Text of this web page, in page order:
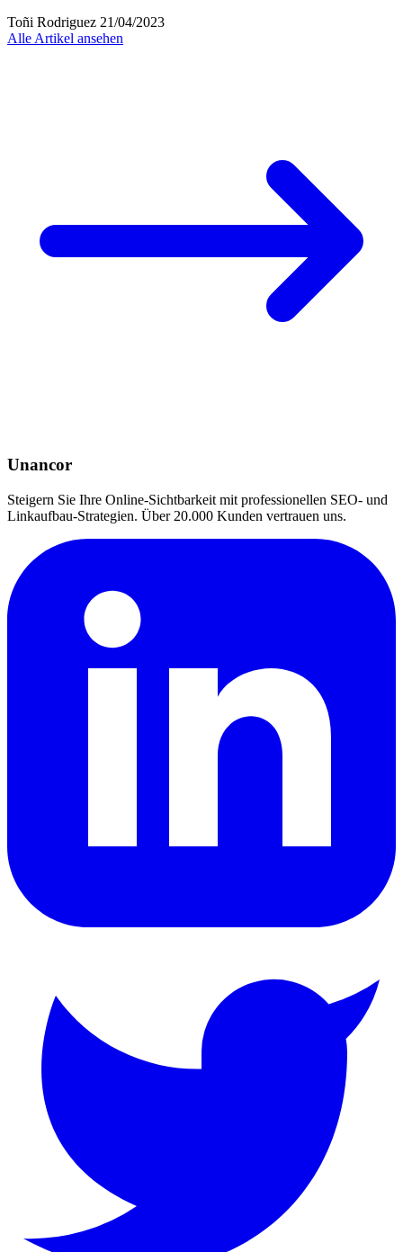
Toñi Rodriguez 21/04/2023
Alle Artikel ansehen
Unancor
Steigern Sie Ihre Online-Sichtbarkeit mit professionellen SEO- und
Linkaufbau-Strategien. Über 20.000 Kunden vertrauen uns.